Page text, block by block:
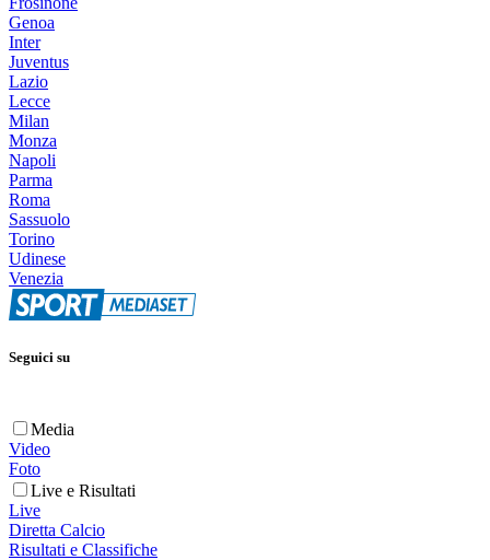
Genoa
Inter
Juventus
Lazio
Lecce
Milan
Monza
Napoli
Parma
Roma
Sassuolo
Torino
Udinese
Venezia
Seguici su
Media
Video
Foto
Live e Risultati
Live
Diretta Calcio
Risultati e Classifiche